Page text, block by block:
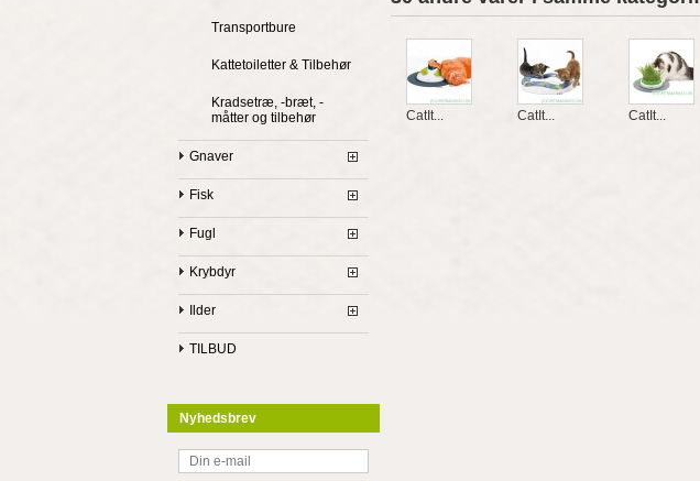
Transportbure
Kattetoiletter & Tilbehør
Kradsetræ, -bræt, -
måtter og tilbehør
Gnaver
Fisk
Fugl
Krybdyr
Ilder
TILBUD
Nyhedsbrev
CatIt... CatIt... CatIt...